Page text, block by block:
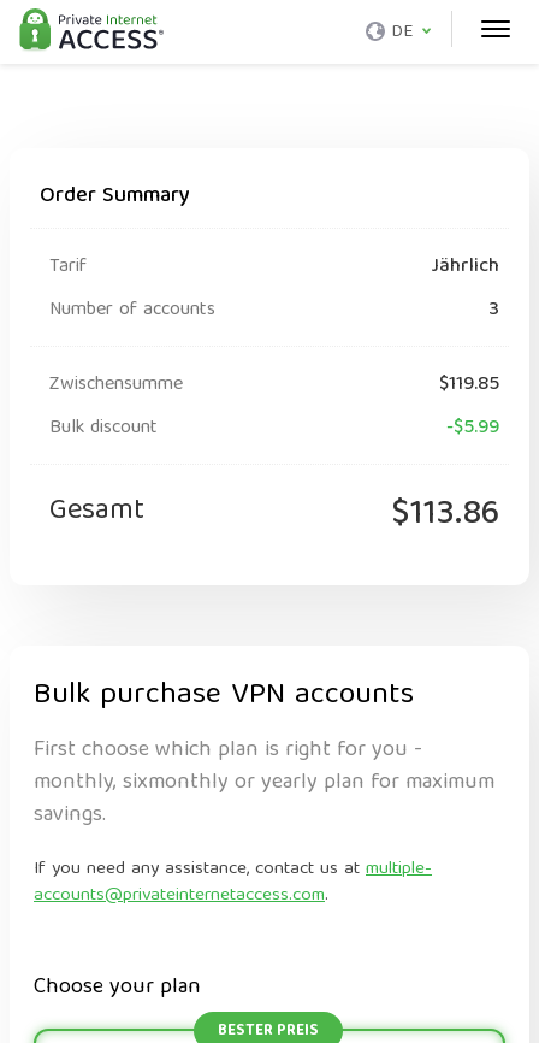
DE
Order Summary
Tarif
Jährlich
Number of accounts
3
Zwischensumme
$119.85
Bulk discount
-$5.99
Gesamt $113.86
Bulk purchase VPN accounts
First choose which plan is right for you -
monthly, sixmonthly or yearly plan for maximum
savings.
If you need any assistance, contact us atmultiple-
accounts@privateinternetaccess.com.
Choose your plan